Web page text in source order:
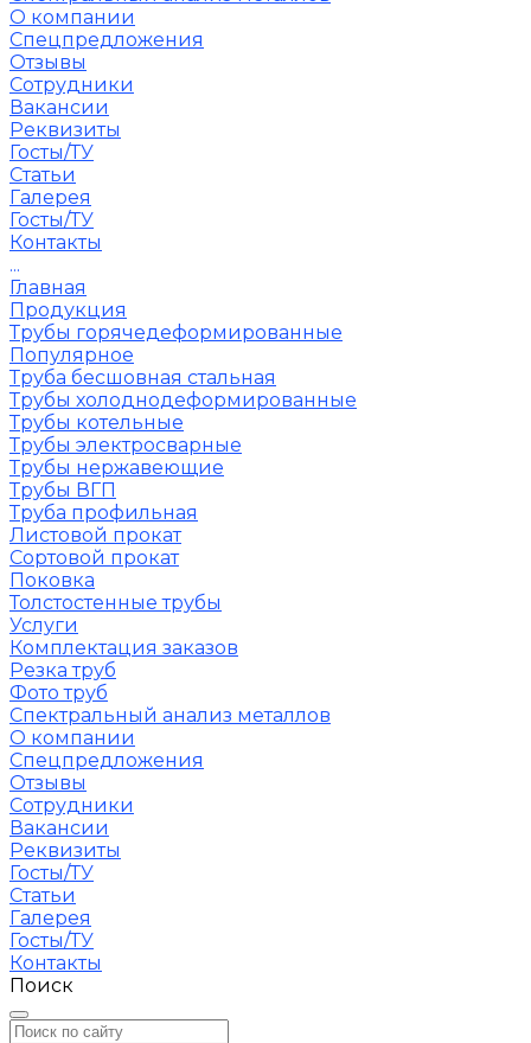
О компании
Спецпредложения
Отзывы
Сотрудники
Вакансии
Реквизиты
Госты/ТУ
Статьи
Галерея
Госты/ТУ
Контакты
...
Главная
Продукция
Трубы горячедеформированные
Популярное
Труба бесшовная стальная
Трубы холоднодеформированные
Трубы котельные
Трубы электросварные
Трубы нержавеющие
Трубы ВГП
Труба профильная
Листовой прокат
Сортовой прокат
Поковка
Толстостенные трубы
Услуги
Комплектация заказов
Резка труб
Фото труб
Спектральный анализ металлов
О компании
Спецпредложения
Отзывы
Сотрудники
Вакансии
Реквизиты
Госты/ТУ
Статьи
Галерея
Госты/ТУ
Контакты
Поиск